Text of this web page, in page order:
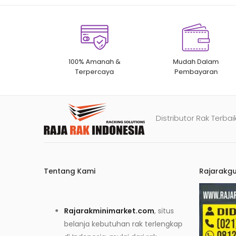
100% Amanah &
Terpercaya
Mudah Dalam
Pembayaran
Distributor Rak
Tentang Kami
Rajarakminimarket.com, situs
belanja kebutuhan rak terlengkap